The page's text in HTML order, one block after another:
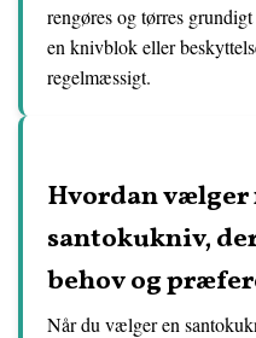
rengøres og tørres
en knivblok eller
regelmæssigt.
Hvordan
santokukniv,
behov og
Når du vælger en